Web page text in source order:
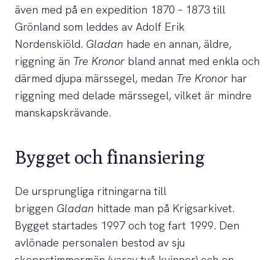
även med på en expedition 1870 – 1873 till
Grönland som leddes av Adolf Erik
Nordenskiöld. Gladan hade en annan, äldre,
riggning än Tre Kronor bland annat med enkla och
därmed djupa märssegel, medan Tre Kronor har
riggning med delade märssegel, vilket är mindre
manskapskrävande.
Bygget och finansiering
De ursprungliga ritningarna till
briggen Gladan hittade man på Krigsarkivet.
Bygget startades 1997 och tog fart 1999. Den
avlönade personalen bestod av sju